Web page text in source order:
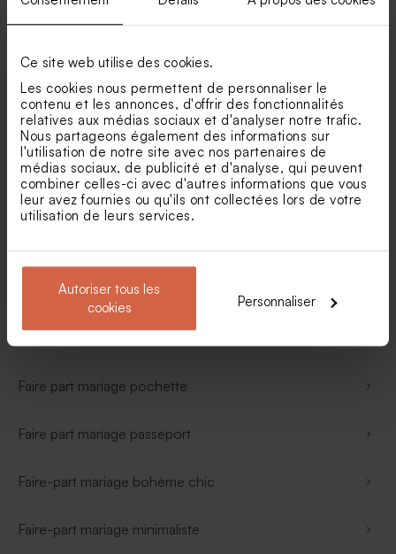
Ce site web utilise des cookies.
Les cookies nous permettent de personnaliser le
contenu et les annonces, d'offrir des fonctionnalités
relatives aux médias sociaux et d'analyser notre trafic.
Nous partageons également des informations sur
l'utilisation de notre site avec nos partenaires de
médias sociaux, de publicité et d'analyse, qui peuvent
combiner celles-ci avec d'autres informations que vous
leur avez fournies ou qu'ils ont collectées lors de votre
utilisation de leurs services.
Autoriser tous les
cookies
Personnaliser
Faire part mariage eucalyptus
Faire-part mariage doré
Faire part mariage calque
Faire-part mariage fleurs séchées
Faire part mariage vintage
Faire part mariage pochette
Faire part mariage passeport
Faire-part mariage bohème chic
Faire-part mariage minimaliste